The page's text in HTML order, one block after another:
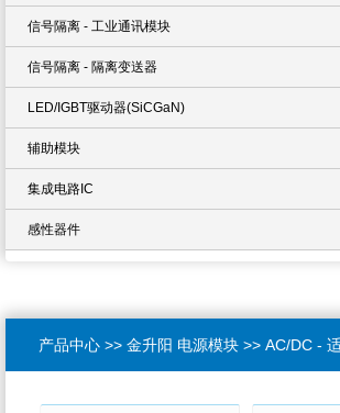
信号隔离 - 工业通讯模块
信号隔离 - 隔离变送器
LED/IGBT驱动器(SiCGaN)
辅助模块
集成电路IC
感性器件
产品中心 >> 金升阳 电源模块 >> AC/DC -